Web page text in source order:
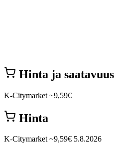
Hinta ja saatavuus
K-Citymarket ~9,59€
Hinta
K-Citymarket ~9,59€ 5.8.2026